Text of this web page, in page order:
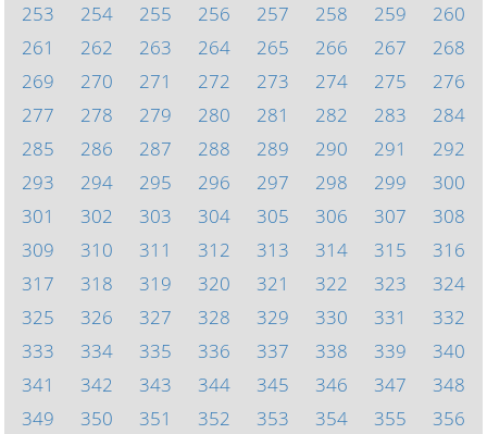
253
254 255 256 257 258 259
260
261
262 263 264 265 266 267
268
269
270 271 272 273 274 275
276
277
278 279 280 281 282 283
284
285
286 287 288 289 290 291
292
293
294 295 296 297 298 299
300
301
302 303 304 305 306 307
308
309
310 311 312 313 314 315
316
317
318 319 320 321 322 323
324
325
326 327 328 329 330 331
332
333
334 335 336 337 338 339
340
341
342 343 344 345 346 347
348
349
350 351 352 353 354 355 356